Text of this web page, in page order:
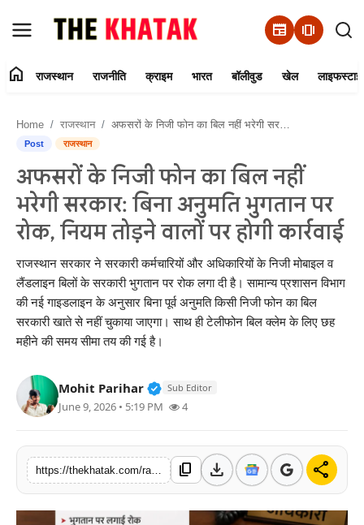
newspaper amp_stories
Contact Us
राजस्थान
राजनीति
क्राइम
भारत
बॉलीवुड
खेल
अंतर्राष्ट्रीय
home राजस्थान राजनीति क्राइम भारत बॉलीवुड खेल
Home राजस्थान अफसरों के निजी फोन का बिल नहीं भरेगी सरकार: बिना अनुमति भुगतान पर रोक, नियम तोड़ने वालों पर होगी कार्रवाई
Post राजस्थान
अफसरों के निजी फोन का बिल नहीं
भरेगी सरकार: बिना अनुमति भुगतान पर
रोक, नियम तोड़ने वालों पर होगी कार्रवाई
राजस्थान सरकार ने सरकारी कर्मचारियों और अधिकारियों के निजी मोबाइल व
लैंडलाइन बिलों के सरकारी भुगतान पर रोक लगा दी है। सामान्य प्रशासन विभाग
की नई गाइडलाइन के अनुसार बिना पूर्व अनुमति किसी निजी फोन का बिल
सरकारी खाते से नहीं चुकाया जाएगा। साथ ही टेलीफोन बिल क्लेम के लिए छह
महीने की समय सीमा तय की गई है।
Mohit Parihar Verified Public Figure • 11 Jun,
Sub Editor
June 9, 2026 • 5:19 PM 4
content_copy download share